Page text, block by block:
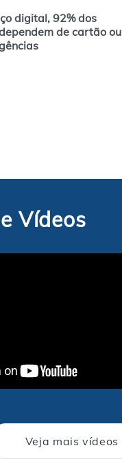
digital, 92% dos
de cartão ou
Vídeos
Veja mais vídeos